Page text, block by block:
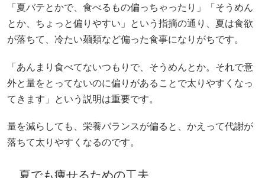
「夏バテとかで、食べるもの偏っちゃったり」「そうめん
とか、ちょっと偏りやすい」という指摘の通り、夏は食欲
が落ちて、冷たい麺類など偏った食事になりがちです。
「あんまり食べてないつもりで、そうめんとか。それで意
外と量をとってないのに偏りがあることで太りやすくなっ
てきます」という説明は重要です。
量を減らしても、栄養バランスが偏ると、かえって代謝が
落ちて太りやすくなるのです。
夏でも痩せるための工夫